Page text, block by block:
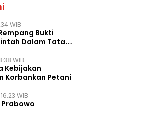
WIB
Bukti
Dalam Tata
WIB
Kebijakan
Korbankan Petani
WIB
Prabowo